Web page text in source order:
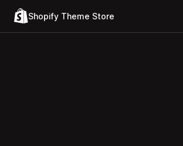
Shopify Theme Store